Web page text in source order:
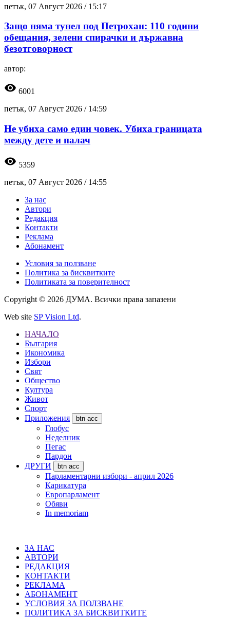
петък, 07 Август 2026 / 15:17
Защо няма тунел под Петрохан: 110 години
обещания, зелени спирачки и държавна
безотговорност
автор:
visibility 6001
петък, 07 Август 2026 / 14:59
Не убиха само един човек. Убиха границата
между дете и палач
visibility 5359
петък, 07 Август 2026 / 14:55
За нас
Автори
Редакция
Контакти
Реклама
Абонамент
Условия за ползване
Политика за бисквитките
Политиката за поверителност
Copyright © 2026 ДУМА. Всички права запазени
Web site SP Vision Ltd.
НАЧАЛО
България
Икономика
Избори
Свят
Общество
Култура
Живот
Спорт
Приложения
btn acc
Глобус
Неделник
Пегас
Пардон
ДРУГИ
btn acc
Парламентарни избори - април 2026
Карикатура
Европарламент
Обяви
In memoriam
ЗА НАС
АВТОРИ
РЕДАКЦИЯ
КОНТАКТИ
РЕКЛАМА
АБОНАМЕНТ
УСЛОВИЯ ЗА ПОЛЗВАНЕ
ПОЛИТИКА ЗА БИСКВИТКИТЕ